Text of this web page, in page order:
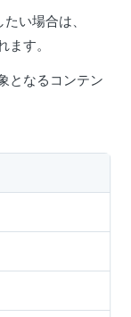
い場合は、
す。
となるコンテン